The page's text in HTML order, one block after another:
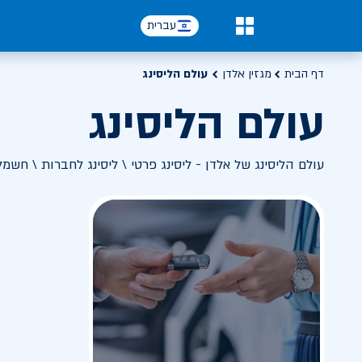
עברית
דף הבית מגזין אלדן עולם הליסינג
עולם הליסינג
עולם הליסינג של אלדן - ליסינג פרטי \ ליסינג לחברות \